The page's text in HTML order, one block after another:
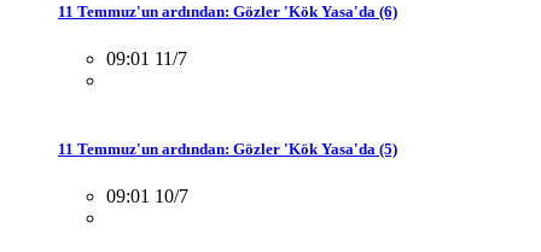
11 Temmuz'un ardından: Gözler 'Kök Yasa'da (6)
09:01 11/7
11 Temmuz'un ardından: Gözler 'Kök Yasa'da (5)
09:01 10/7